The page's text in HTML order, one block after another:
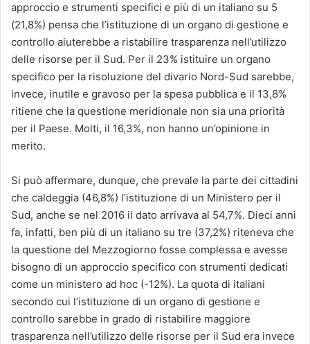
approccio e strumenti specifici e più di un italiano su 5
(21,8%) pensa che l’istituzione di un organo di gestione e
controllo aiuterebbe a ristabilire trasparenza nell’utilizzo
delle risorse per il Sud. Per il 23% istituire un organo
specifico per la risoluzione del divario Nord-Sud sarebbe,
invece, inutile e gravoso per la spesa pubblica e il 13,8%
ritiene che la questione meridionale non sia una priorità
per il Paese. Molti, il 16,3%, non hanno un’opinione in
merito.
Si può affermare, dunque, che prevale la parte dei cittadini
che caldeggia (46,8%) l’istituzione di un Ministero per il
Sud, anche se nel 2016 il dato arrivava al 54,7%. Dieci anni
fa, infatti, ben più di un italiano su tre (37,2%) riteneva che
la questione del Mezzogiorno fosse complessa e avesse
bisogno di un approccio specifico con strumenti dedicati
come un ministero ad hoc (-12%). La quota di italiani
secondo cui l’istituzione di un organo di gestione e
controllo sarebbe in grado di ristabilire maggiore
trasparenza nell’utilizzo delle risorse per il Sud era invece